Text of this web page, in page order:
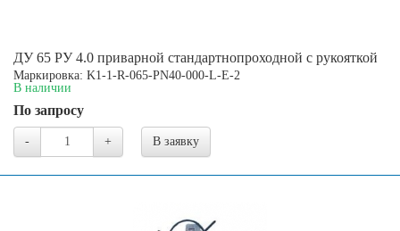
ДУ 65 РУ 4.0 приварной стандартнопроходной с рукояткой
Маркировка: K1-1-R-065-PN40-000-L-E-2
В наличии
По запросу
- + В заявку